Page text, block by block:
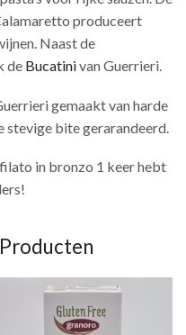
produceert
Naast de
de Bucatinivan Guerrieri.
gemaakt van harde
stevige bite gerarandeerd.
in bronzo 1 keer hebt